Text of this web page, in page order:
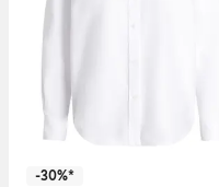
-30%*